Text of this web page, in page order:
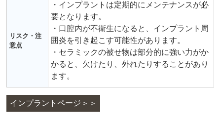
リスク・注
意点
・インプラントは定期的にメンテナンスが必
要となります。
・口腔内が不衛生になると、インプラント周
囲炎を引き起こす可能性があります。
・セラミックの被せ物は部分的に強い力がか
かると、欠けたり、外れたりすることがあり
ます。
インプラントページ＞＞